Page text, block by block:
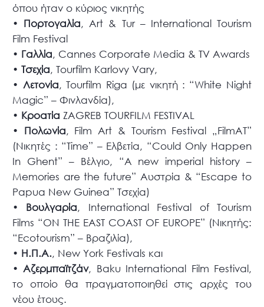
όπου ήταν ο κύριος νικητής
• Πορτογαλία, Art & Tur – International Tourism
Film Festival
• Γαλλία, Cannes Corporate Media & TV Awards
• Τσεχία, Tourfilm Karlovy Vary,
• Λετονία, Tourfilm Riga (με νικητή : “White Night
Magic” – Φινλανδία),
• ΚροατίαZAGREB TOURFILM FESTIVAL
•
Πολωνία, Film Art & Tourism Festival „FilmAT”
(Νικητές : “Time” – Ελβετία, “Could Only Happen
In Ghent” – Βέλγιο, “A new imperial history –
Memories are the future” Αυστρία & “Escape to
Papua New Guinea” Τσεχία)
•
Βουλγαρία, International Festival of Tourism
Films “ON THE EAST COAST OF EUROPE” (Νικητής:
“Ecotourism” – Βραζιλία),
• Η.Π.Α., New York Festivals και
• Αζερμπαϊτζάν, Baku International Film Festival,
το οποίο θα πραγματοποιηθεί στις αρχές του
νέου έτους.